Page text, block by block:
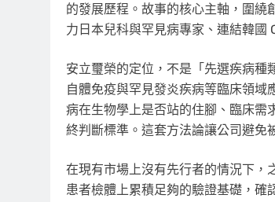
的發展歷程。故事的核心主軸，圍繞
力日本兒科與罕見病專家、連結韓國
安立璽榮的定位，不是「先選疾病種
自體免疫與罕見發炎疾病等臨床領
病在生物學上是否站的住腳、臨床需
終判斷標準。這套方法論讓公司避免
在現有市場上沒有先行者的情況下，
患者檢體上累積足夠的驗證基礎，確